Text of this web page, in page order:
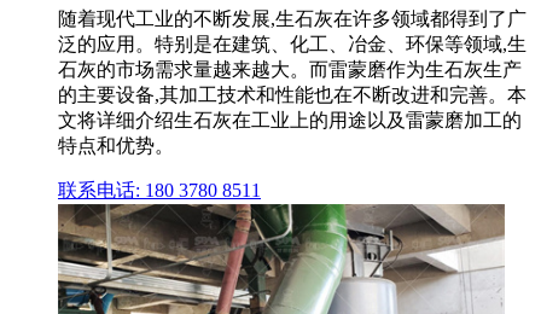
随着现代工业的不断发展,生石灰在许多领域都得到了广
泛的应用。特别是在建筑、化工、冶金、环保等领域,生
石灰的市场需求量越来越大。而雷蒙磨作为生石灰生产
的主要设备,其加工技术和性能也在不断改进和完善。本
文将详细介绍生石灰在工业上的用途以及雷蒙磨加工的
特点和优势。
联系电话: 180 3780 8511